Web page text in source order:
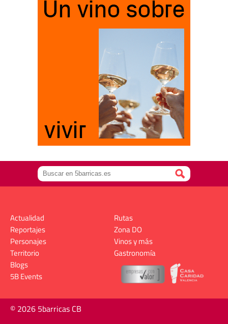
Actualidad
Reportajes
Personajes
Territorio
Rutas
Zona DO
Vinos y más
Gastronomía
Blogs
5B Events
© 2026 5barricas CB